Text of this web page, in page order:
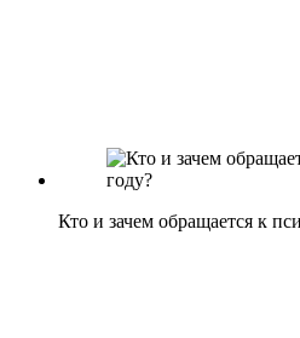
Кто и зачем обращается к